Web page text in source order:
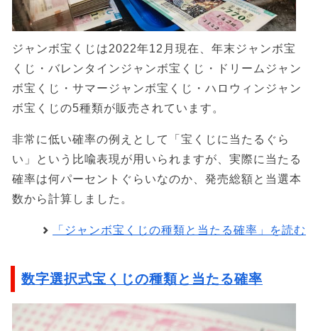
ジャンボ宝くじは2022年12月現在、年末ジャンボ宝
くじ・バレンタインジャンボ宝くじ・ドリームジャン
ボ宝くじ・サマージャンボ宝くじ・ハロウィンジャン
ボ宝くじの5種類が販売されています。
非常に低い確率の例えとして「宝くじに当たるぐら
い」という比喩表現が用いられますが、実際に当たる
確率は何パーセントぐらいなのか、発売総額と当選本
数から計算しました。
「ジャンボ宝くじの種類と当たる確率」を読む
数字選択式宝くじの種類と当たる確率